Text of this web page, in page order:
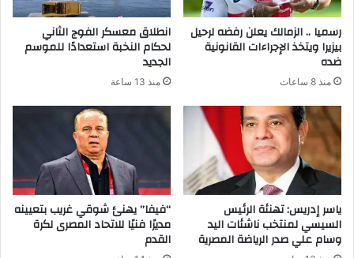
رسميا .. الزمالك يعلن رفضه لرحيل
بيزيرا ويتخذ الإجراءات القانونية
ضده
منذ 8 ساعات
انطلاق معسكر الفوج الثاني
لحكام النخبة استعدادًا للموسم
الجديد
منذ 13 ساعة
ياسر إدريس: تهنئة الرئيس
السيسي لمنتخب ناشئات اليد
وسام علي صدر الرياضة المصرية
“فيفا” يهنئ شوقي غريب بتعيينه
مديرًا فنيًا للاتحاد المصرى لكرة
القدم